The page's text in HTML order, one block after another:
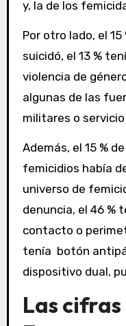
y, la de los
Por otro lado, el
suicidó, el 13 %
violencia de
algunas de las
militares o
Además, el 15 %
femicidios había
universo de
denuncia, el 46 %
contacto o
tenía botón
dispositivo dual,
Las cifras